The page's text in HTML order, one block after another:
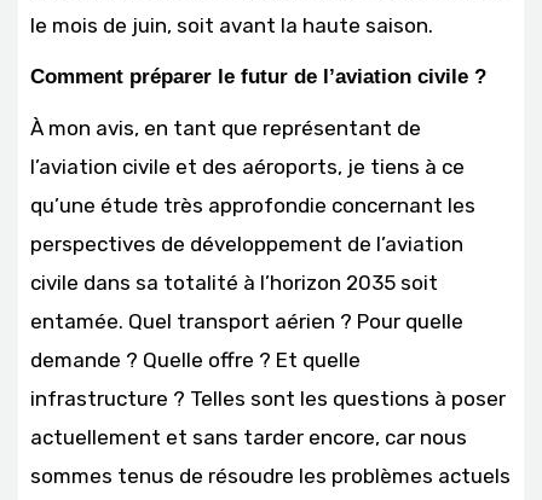
le mois de juin, soit avant la haute saison.
Comment préparer le futur de l’aviation civile ?
À mon avis, en tant que représentant de
l’aviation civile et des aéroports, je tiens à ce
qu’une étude très approfondie concernant les
perspectives de développement de l’aviation
civile dans sa totalité à l’horizon 2035 soit
entamée. Quel transport aérien ? Pour quelle
demande ? Quelle offre ? Et quelle
infrastructure ? Telles sont les questions à poser
actuellement et sans tarder encore, car nous
sommes tenus de résoudre les problèmes actuels